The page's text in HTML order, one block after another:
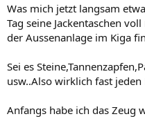
Was mich jetzt langsam
Tag seine Jackentaschen
der Aussenanlage im Kiga
Sei es
usw..Also wirklich fast jeden
Anfangs habe ich das Zeug